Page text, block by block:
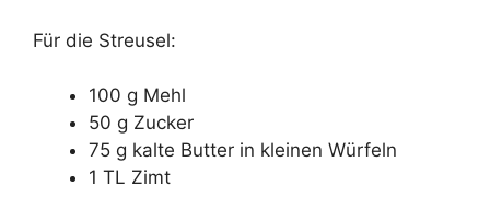
Für die Streusel:
100 g Mehl
50 g Zucker
75 g kalte Butter in kleinen Würfeln
1 TL Zimt